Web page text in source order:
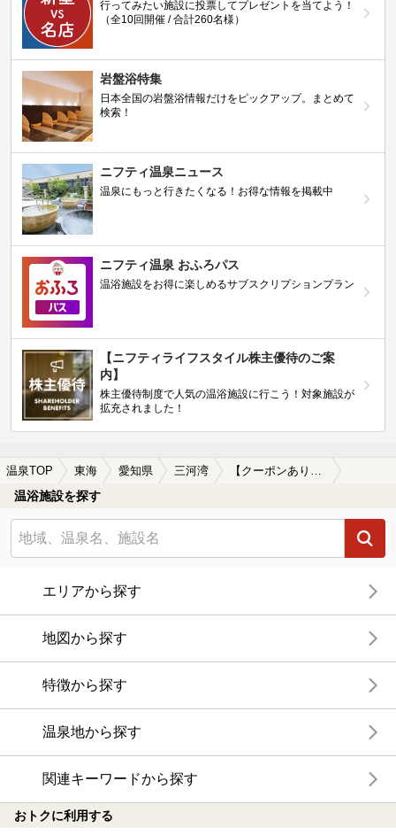
行ってみたい施設に投票してプレゼントを当てよう！
（全10回開催 / 合計260名様）
岩盤浴特集
日本全国の岩盤浴情報だけをピックアップ。まとめて
検索！
ニフティ温泉ニュース
温泉にもっと行きたくなる！お得な情報を掲載中
ニフティ温泉 おふろパス
温浴施設をお得に楽しめるサブスクリプションプラン
【ニフティライフスタイル株主優待のご案
内】
株主優待制度で人気の温浴施設に行こう！対象施設が
拡充されました！
温泉TOP 東海 愛知県 三河湾 【クーポンあり】塩化物泉が楽しめる三河湾の温泉、日帰り温泉、スーパー銭湯おすすめ
温浴施設を探す
エリアから探す
地図から探す
特徴から探す
温泉地から探す
関連キーワードから探す
おトクに利用する